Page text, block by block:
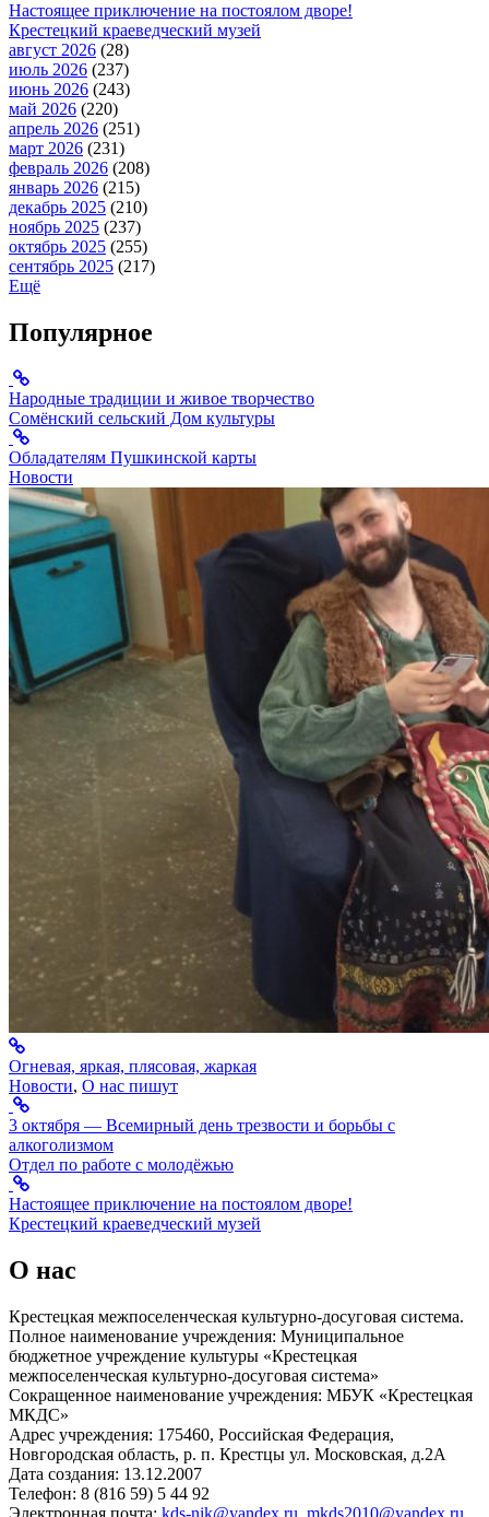
Настоящее приключение на постоялом дворе!
Крестецкий краеведческий музей
август 2026 (28)
июль 2026 (237)
июнь 2026 (243)
май 2026 (220)
апрель 2026 (251)
март 2026 (231)
февраль 2026 (208)
январь 2026 (215)
декабрь 2025 (210)
ноябрь 2025 (237)
октябрь 2025 (255)
сентябрь 2025 (217)
Ещё
Популярное
Народные традиции и живое творчество
Сомёнский сельский Дом культуры
Обладателям Пушкинской карты
Новости
Огневая, яркая, плясовая, жаркая
Новости, О нас пишут
3 октября — Всемирный день трезвости и борьбы с
алкоголизмом
Отдел по работе с молодёжью
Настоящее приключение на постоялом дворе!
Крестецкий краеведческий музей
О нас
Крестецкая межпоселенческая культурно-досуговая система.
Полное наименование учреждения: Муниципальное
бюджетное учреждение культуры «Крестецкая
межпоселенческая культурно-досуговая система»
Сокращенное наименование учреждения: МБУК «Крестецкая
МКДС»
Адрес учреждения: 175460, Российская Федерация,
Новгородская область, р. п. Крестцы ул. Московская, д.2А
Дата создания: 13.12.2007
Телефон: 8 (816 59) 5 44 92
Электронная почта: kds-nik@yandex.ru mkds2010@yandex.ru